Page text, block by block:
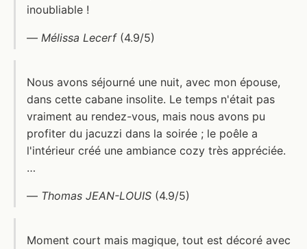
inoubliable !
— Mélissa Lecerf(4.9/5)
Nous avons séjourné une nuit, avec mon épouse,
dans cette cabane insolite. Le temps n'était pas
vraiment au rendez-vous, mais nous avons pu
profiter du jacuzzi dans la soirée ; le poêle a
l'intérieur créé une ambiance cozy très appréciée.
…
— Thomas JEAN-LOUIS (4.9/5)
Moment court mais magique, tout est décoré avec